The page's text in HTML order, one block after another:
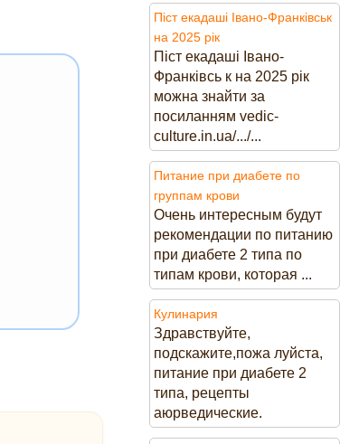
Піст екадаші Івано-Франківськ
на 2025 рік
Піст екадаші Івано-
Франківсь к на 2025 рік
можна знайти за
посиланням vedic-
culture.in.ua/.../...
Питание при диабете по
группам крови
Очень интересным будут
рекомендации по питанию
при диабете 2 типа по
типам крови, которая ...
Кулинария
Здравствуйте,
подскажите,пожа луйста,
питание при диабете 2
типа, рецепты
аюрведические.